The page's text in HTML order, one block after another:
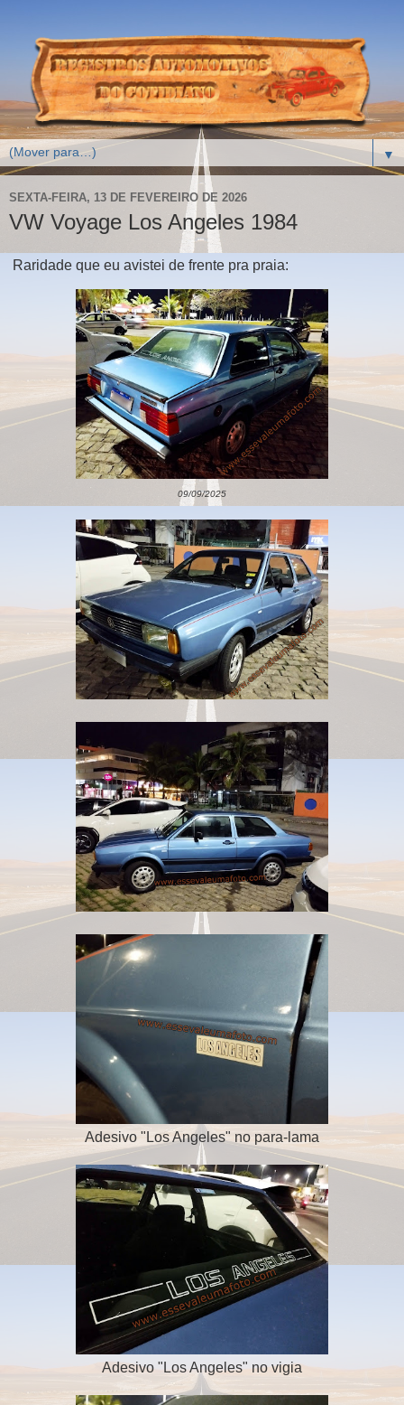
▼
SEXTA-FEIRA, 13 DE FEVEREIRO DE 2026
VW Voyage Los Angeles 1984
Raridade que eu avistei de frente pra praia:
09/09/2025
Adesivo "Los Angeles" no para-lama
Adesivo "Los Angeles" no vigia